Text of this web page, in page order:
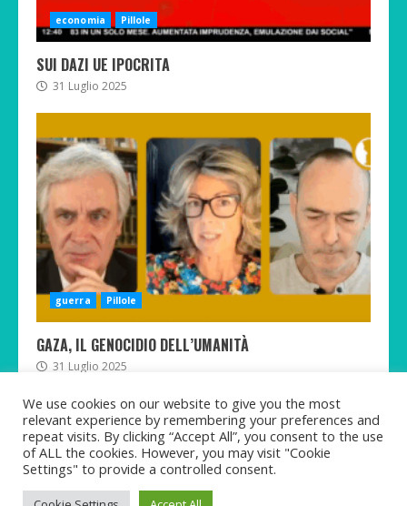
economia Pillole
SUI DAZI UE IPOCRITA
31 Luglio 2025
guerra Pillole
GAZA, IL GENOCIDIO DELL’UMANITÀ
31 Luglio 2025
TwitterTelegramFacebookInstagram
RumbleTikTok
We use cookies on our website to give you the most
relevant experience by remembering your preferences and
repeat visits. By clicking “Accept All”, you consent to the use
of ALL the cookies. However, you may visit "Cookie
Settings" to provide a controlled consent.